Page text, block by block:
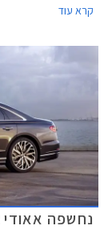
וחישוקים בעיצובים
קרא עוד
נחשפה אאודי A8 2022 החדשה